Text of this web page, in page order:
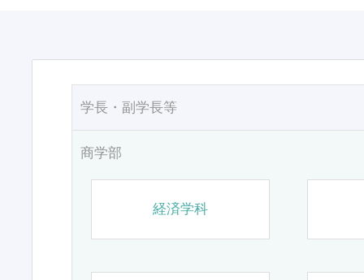
学長・副学長等
商学部
経済学科